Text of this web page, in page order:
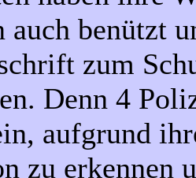
auch benützt
zum
Denn 4
aufgrund
zu erkennen